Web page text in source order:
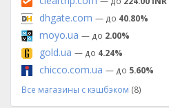
dhgate.com — до 40.80%
moyo.ua — до 2.00%
gold.ua — до 4.24%
chicco.com.ua — до 5.60%
Все магазины с кэшбэком (8)